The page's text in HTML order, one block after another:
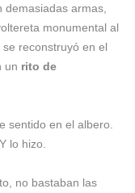
demasiadas armas,
monumental al
reconstruyó en el
un rito de
sentido en el albero.
lo hizo.
no bastaban las